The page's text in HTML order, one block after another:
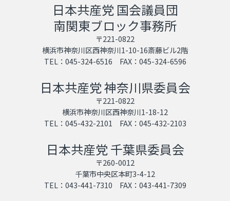
日本共産党 国会議員団
南関東ブロック事務所
〒221-0822
横浜市神奈川区西神奈川1-10-16斎藤ビル2階
TEL：045-324-6516 FAX：045-324-6596
日本共産党 神奈川県委員会
〒221-0822
横浜市神奈川区西神奈川1-18-12
TEL：045-432-2101 FAX：045-432-2103
日本共産党 千葉県委員会
〒260-0012
千葉市中央区本町3-4-12
TEL：043-441-7310 FAX：043-441-7309